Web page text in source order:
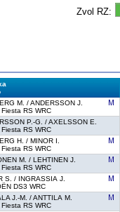
Zvol RZ:
M. / ANDERSSON J.
Fiesta RS WRC
P.-G. / AXELSSON E.
Fiesta RS WRC
H. / MINOR I.
Fiesta RS WRC
M. / LEHTINEN J.
Fiesta RS WRC
S. / INGRASSIA J.
DS3 WRC
J.-M. / ANTTILA M.
Fiesta RS WRC